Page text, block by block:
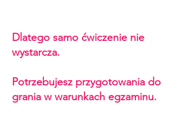
Dlatego samo ćwiczenie nie
wystarcza.
Potrzebujesz przygotowania do
grania w warunkach egzaminu.